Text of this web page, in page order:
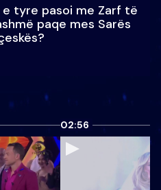
e tyre pasoi me Zarf të
paqe mes Sarës
02:56